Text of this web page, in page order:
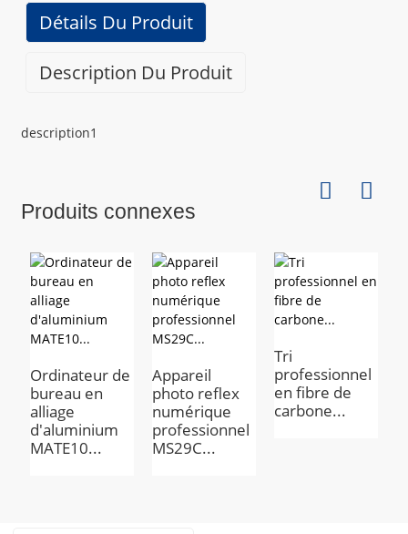
Détails Du Produit
Description Du Produit
description1
Produits connexes
Ordinateur de
bureau en
alliage
d'aluminium
MATE10...
Appareil
photo reflex
numérique
professionnel
MS29C...
Tri
professionnel
en fibre de
carbone...